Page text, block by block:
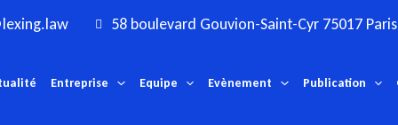
58 boulevard Gouvion-Saint-Cyr 75017 Paris
Entreprise Equipe Evènement Publication